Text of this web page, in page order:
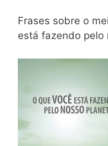
Frases sobre o
está fazendo pelo